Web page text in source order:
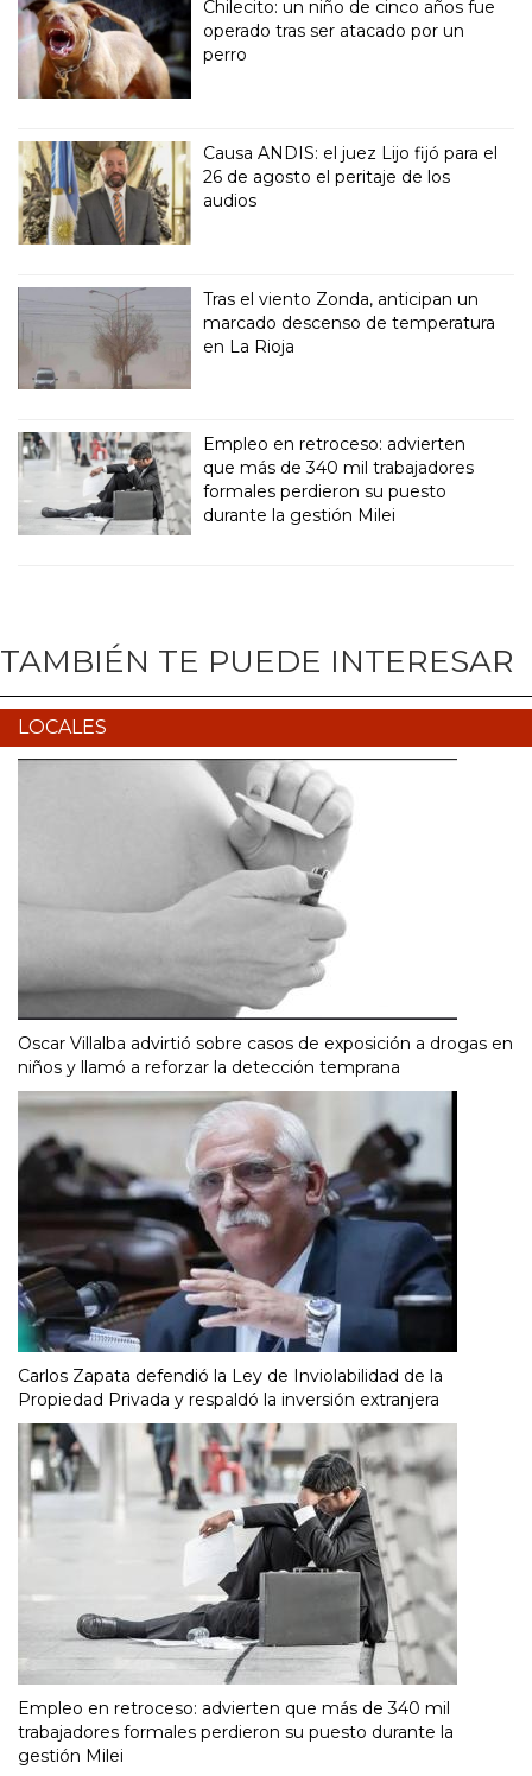
Chilecito: un niño de cinco años fue
operado tras ser atacado por un
perro
Causa ANDIS: el juez Lijo fijó para el
26 de agosto el peritaje de los
audios
Tras el viento Zonda, anticipan un
marcado descenso de temperatura
en La Rioja
Empleo en retroceso: advierten
que más de 340 mil trabajadores
formales perdieron su puesto
durante la gestión Milei
TAMBIÉN TE PUEDE INTERESAR
LOCALES
Oscar Villalba advirtió sobre casos de exposición a drogas en
niños y llamó a reforzar la detección temprana
Carlos Zapata defendió la Ley de Inviolabilidad de la
Propiedad Privada y respaldó la inversión extranjera
Empleo en retroceso: advierten que más de 340 mil
trabajadores formales perdieron su puesto durante la
gestión Milei